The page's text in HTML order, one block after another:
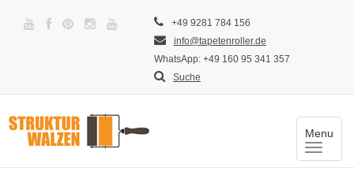
+49 9281 784 156
info@tapetenroller.de
WhatsApp: +49 160 95 341 357
Suche
Menu
Toggle